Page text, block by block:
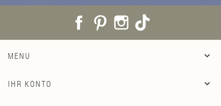
FacebookPinterest Instagram
MENU 
IHR KONTO 